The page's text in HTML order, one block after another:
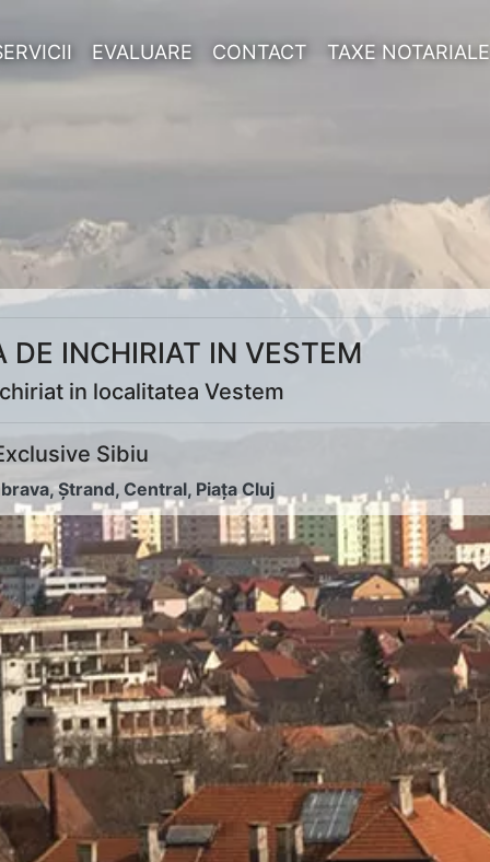
EVALUARE CONTACT TAXE NOTARIALE
DE INCHIRIAT IN VESTEM
in localitatea Vestem
Sibiu
,Ștrand, Central, Piața Cluj